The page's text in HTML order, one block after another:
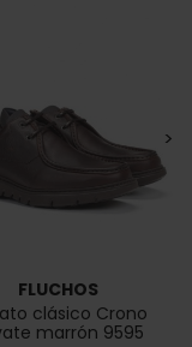
>
FLUCHOS
clásico Crono
marrón 9595